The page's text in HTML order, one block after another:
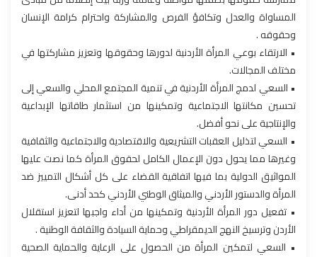
المساواة والعدل وتكافؤ الفرص والمشاركة واحترام كرامة الإنسان
وحقوقه .
• الارتقاء بوعي المرأة الأردنية لدورها وحقوقها وتعزيز مشاركتها في
مختلف المجالات.
• السعي لدمج المرأة الأردنية في تنمية المجتمع المحلي والسعي إلى
تحسين مكانتها الاجتماعية وتمكينها من استثمار طاقاتها الإبداعية
والإنتاجية على نحو أفضل.
• السعي لتذليل العقبات التشريعية والاقتصادية والاجتماعية والثقافية
وغيرها مما يحول دون الإعمال الكامل لحقوق المرأة كما نصت عليها
المواثيق الدولية بما فيها اتفاقية القضاء على كل أشكال التمييز ضد
المرأة والدستور الأردني والميثاق الوطني الأردني كحد أدنى.
• تفعيل دور المرأة الأردنية وتمكينها من أداء واجبها لتعزيز استقلال
الأردن وترسيخ النهج الديمقراطي وحماية السيادة والثقافة الوطنية .
• السعي لتمكين المرأة من الحصول على الرعاية والحماية الصحية